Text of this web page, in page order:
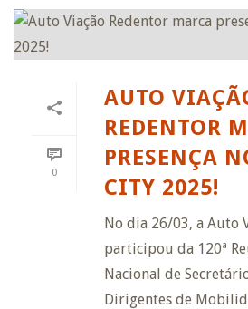
0
AUTO
REDENTOR
PRESENÇA
CITY 2025!
No dia 26/03, a Auto
participou da 120ª
Nacional de
Dirigentes de